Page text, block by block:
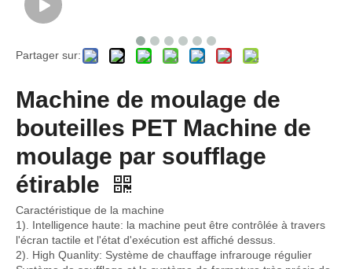
Partager sur:
Machine de moulage de
bouteilles PET Machine de
moulage par soufflage
étirable
Caractéristique de la machine
1). Intelligence haute: la machine peut être contrôlée à travers
l'écran tactile et l'état d'exécution est affiché dessus.
2). High Quanlity: Système de chauffage infrarouge régulier